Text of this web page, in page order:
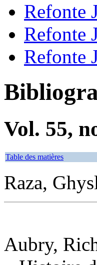
Refonte
Refonte
Refonte
Vol. 55,
Table des matières
Raza,
Aubry,